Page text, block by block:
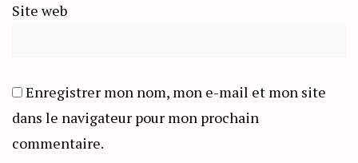
Site web
Enregistrer mon nom, mon e-mail et mon site
dans le navigateur pour mon prochain
commentaire.